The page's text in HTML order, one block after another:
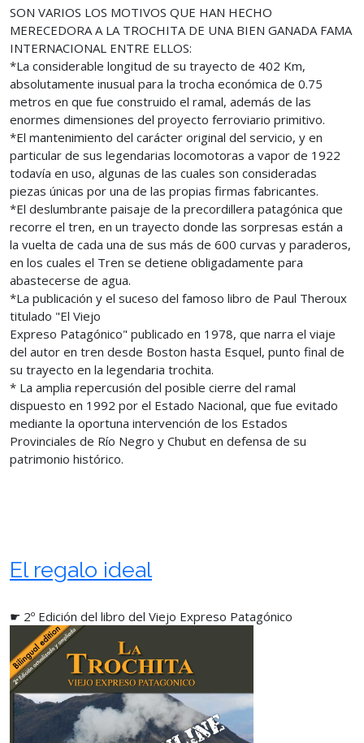
SON VARIOS LOS MOTIVOS QUE HAN HECHO
MERECEDORA A LA TROCHITA DE UNA BIEN GANADA FAMA
INTERNACIONAL ENTRE ELLOS:
*La considerable longitud de su trayecto de 402 Km,
absolutamente inusual para la trocha económica de 0.75
metros en que fue construido el ramal, además de las
enormes dimensiones del proyecto ferroviario primitivo.
*El mantenimiento del carácter original del servicio, y en
particular de sus legendarias locomotoras a vapor de 1922
todavía en uso, algunas de las cuales son consideradas
piezas únicas por una de las propias firmas fabricantes.
*El deslumbrante paisaje de la precordillera patagónica que
recorre el tren, en un trayecto donde las sorpresas están a
la vuelta de cada una de sus más de 600 curvas y paraderos,
en los cuales el Tren se detiene obligadamente para
abastecerse de agua.
*La publicación y el suceso del famoso libro de Paul Theroux
titulado "El Viejo
Expreso Patagónico" publicado en 1978, que narra el viaje
del autor en tren desde Boston hasta Esquel, punto final de
su trayecto en la legendaria trochita.
* La amplia repercusión del posible cierre del ramal
dispuesto en 1992 por el Estado Nacional, que fue evitado
mediante la oportuna intervención de los Estados
Provinciales de Río Negro y Chubut en defensa de su
patrimonio histórico.
El regalo ideal
☛ 2º Edición del libro del Viejo Expreso Patagónico